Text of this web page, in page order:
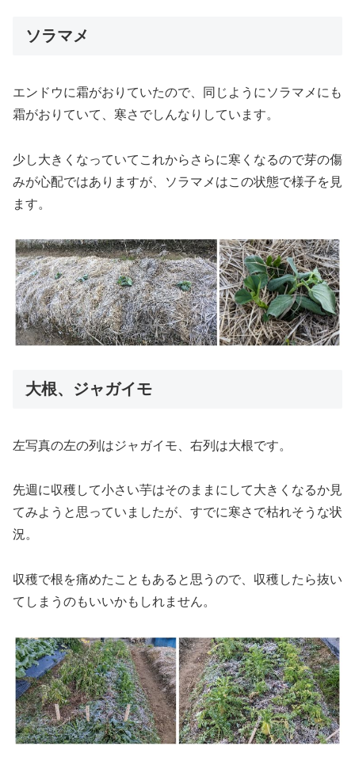
ソラマメ
エンドウに霜がおりていたので、同じようにソラマメにも
霜がおりていて、寒さでしんなりしています。
少し大きくなっていてこれからさらに寒くなるので芽の傷
みが心配ではありますが、ソラマメはこの状態で様子を見
ます。
大根、ジャガイモ
左写真の左の列はジャガイモ、右列は大根です。
先週に収穫して小さい芋はそのままにして大きくなるか見
てみようと思っていましたが、すでに寒さで枯れそうな状
況。
収穫で根を痛めたこともあると思うので、収穫したら抜い
てしまうのもいいかもしれません。